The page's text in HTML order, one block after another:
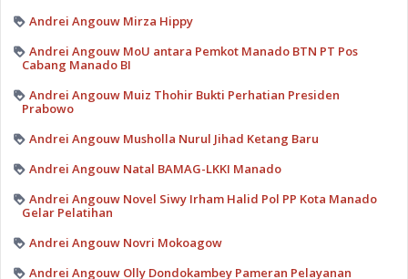
Andrei Angouw Mirza Hippy
Andrei Angouw MoU antara Pemkot Manado BTN PT Pos
Cabang Manado BI
Andrei Angouw Muiz Thohir Bukti Perhatian Presiden
Prabowo
Andrei Angouw Musholla Nurul Jihad Ketang Baru
Andrei Angouw Natal BAMAG-LKKI Manado
Andrei Angouw Novel Siwy Irham Halid Pol PP Kota Manado
Gelar Pelatihan
Andrei Angouw Novri Mokoagow
Andrei Angouw Olly Dondokambey Pameran Pelayanan